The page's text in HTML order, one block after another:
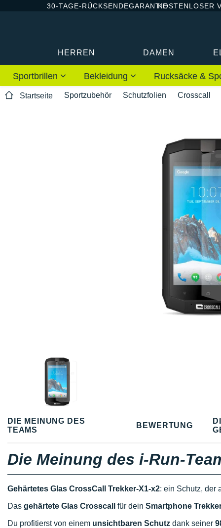
30-TAGE-RÜCKSENDEGARANTIEKOSTENLOSER
HERREN DAMEN
Sportbrillen Bekleidung Rucksäcke &
Startseite Sportzubehör Schutzfolien Crosscall
DIE MEINUNG DES
TEAMS
BEWERTUNG
Die Meinung des i-Run-
Gehärtetes Glas CrossCall Trekker-X1-x2: ein Schutz, der
Das gehärtete Glas Crosscall für dein Smartphone
Du profitierst von einem unsichtbaren Schutz dank seiner